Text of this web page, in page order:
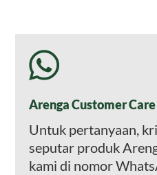
Arenga Customer Care
Untuk pertanyaan,
seputar produk
kami di nomor